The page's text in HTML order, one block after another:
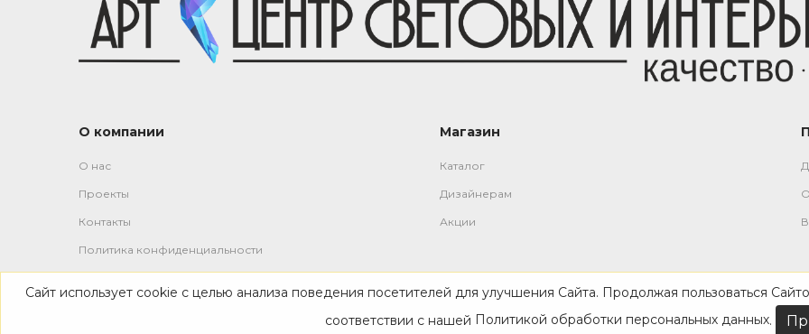
О компании
О нас
Проекты
Контакты
Политика конфиденциальности
Магазин
Каталог
Дизайнерам
Акции
Сайт использует cookie с целью анализа поведения посетителей для улучшения Сайта. Продолжая пользоваться
соответствии с нашей Политикой обработки персональных данных.